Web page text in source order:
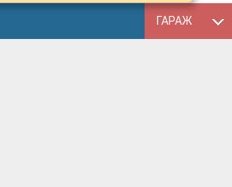
ГАРАЖ